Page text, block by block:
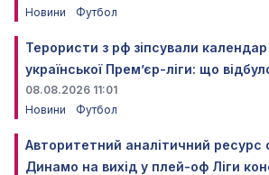
Новини
Футбол
Терористи з рф зіпсували
української Прем’єр-ліги: що
08.08.2026 11:01
Новини
Футбол
Авторитетний аналітичний ресурс
Динамо на вихід у плей-оф Ліги